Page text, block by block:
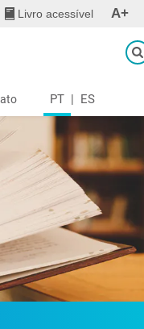
Livro acessível A+
PT | ES